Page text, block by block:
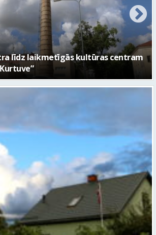
kultūras centram
FOTO: Ar
Valmieras